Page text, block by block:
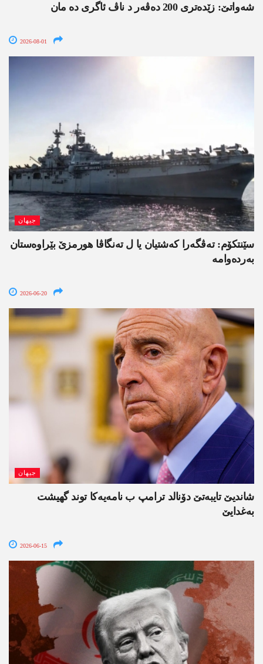
شەواتێ: زێدەتری 200 دەڤەر د ناڤ ئاگری دە مان
2026-08-01
جیھان
سێنتکۆم: تەڤگەرا کەشتیان یا ل تەنگاڤا ھورمزێ بێراوەستان
بەردەوامە
2026-06-20
جیھان
شاندیێ تایبەتێ دۆنالد ترامپ ب نامەیەکا توند گھیشت
بەغدایێ
2026-06-15